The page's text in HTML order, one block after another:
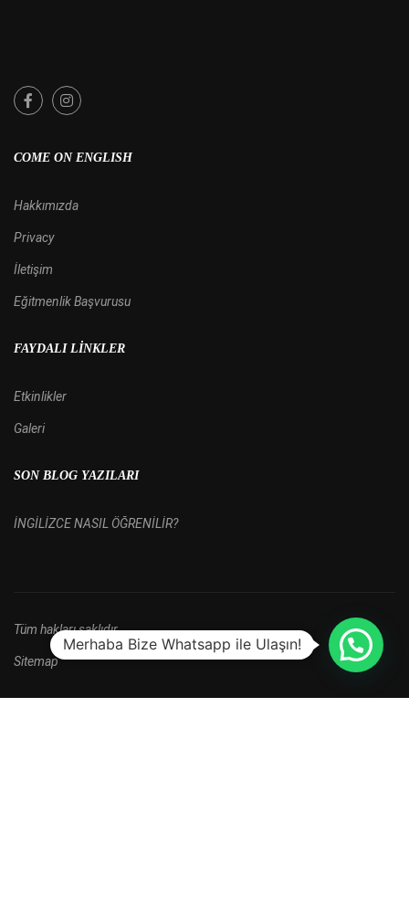
COME ON ENGLISH
Hakkımızda
Privacy
İletişim
Eğitmenlik Başvurusu
FAYDALI LINKLER
Etkinlikler
Galeri
SON BLOG YAZILARI
İNGİLİZCE NASIL ÖĞRENİLİR?
Tüm hakları saklıdır.
Sitemap
Merhaba Bize Whatsapp ile Ulaşın!